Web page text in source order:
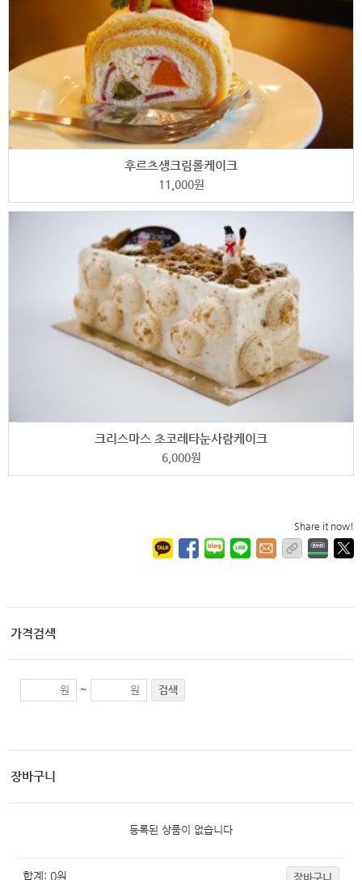
후르츠생크림롤케이크
11,000원
크리스마스 초코레타눈사람케이크
6,000원
Share it now!
가격검색
~ 검색
장바구니
등록된 상품이 없습니다
합계: 0원 장바구니